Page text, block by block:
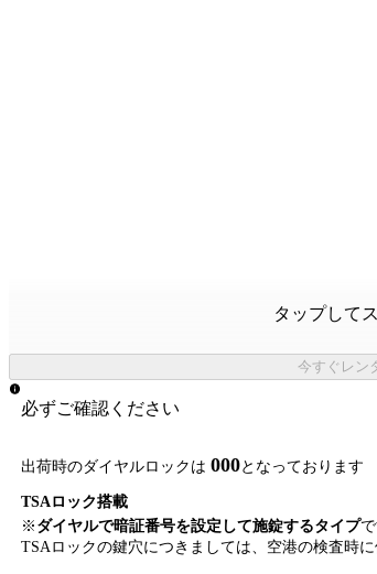
タップして
今すぐレン
必ずご確認ください
出荷時のダイヤルロックは000となっております
TSAロック搭載
※ ダイヤルで暗証番号を設定して施錠するタイプ
TSAロックの鍵穴につきましては、空港の検査時